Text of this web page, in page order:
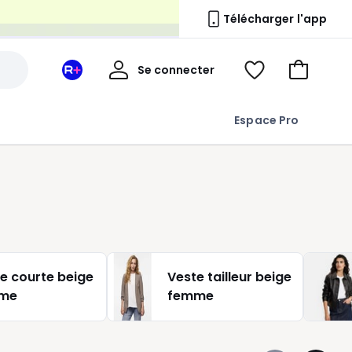
Télécharger l'app
Espace Pro
Mon
Se connecter
Mon
Voir
Aller
courte beige
Veste tailleur beige
femme